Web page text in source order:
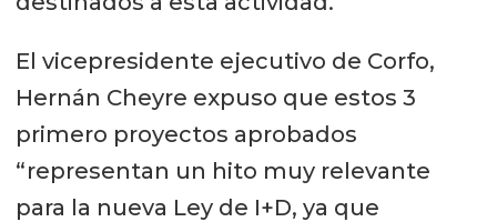
El vicepresidente ejecutivo de Corfo,
Hernán Cheyre expuso que estos 3
primero proyectos aprobados
“representan un hito muy relevante
para la nueva Ley de I+D, ya que